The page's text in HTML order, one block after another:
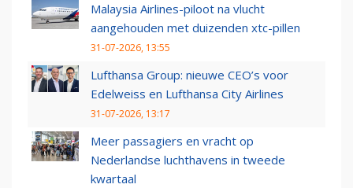
Malaysia Airlines-piloot na vlucht
aangehouden met duizenden xtc-pillen
31-07-2026, 13:55
Lufthansa Group: nieuwe CEO’s voor
Edelweiss en Lufthansa City Airlines
31-07-2026, 13:17
Meer passagiers en vracht op
Nederlandse luchthavens in tweede
kwartaal